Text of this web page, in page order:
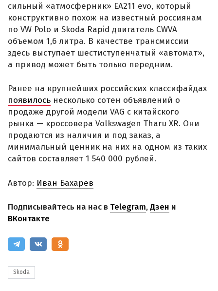
сильный «атмосферник» ЕА211 evo, который
конструктивно похож на известный россиянам
по VW Polo и Skoda Rapid двигатель CWVA
объемом 1,6 литра. В качестве трансмиссии
здесь выступает шестиступенчатый «автомат»,
а привод может быть только передним.
Ранее на крупнейших российских классифайдах
появилось несколько сотен объявлений о
продаже другой модели VAG с китайского
рынка — кроссовера Volkswagen Tharu XR. Они
продаются из наличия и под заказ, а
минимальный ценник на них на одном из таких
сайтов составляет 1 540 000 рублей.
Автор: Иван Бахарев
Подписывайтесь на нас в Telegram,Дзен и
ВКонтакте
Skoda